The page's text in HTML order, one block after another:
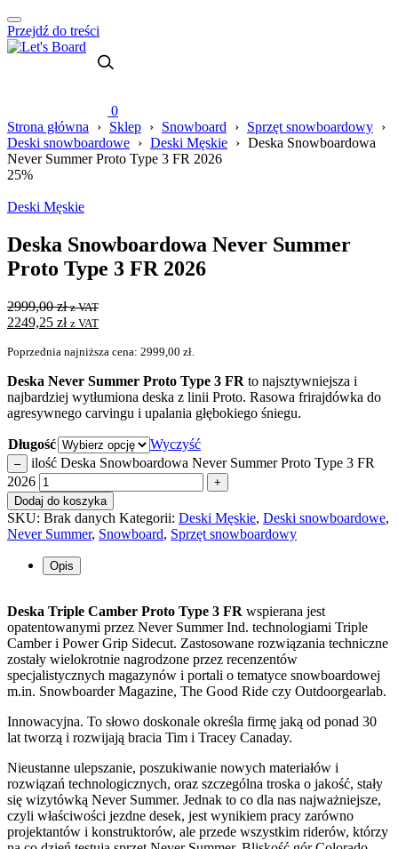
Przejdź do treści
0
Strona główna
› Sklep › Snowboard › Sprzęt snowboardowy ›
Deski snowboardowe › Deski Męskie › Deska Snowboardowa
Never Summer Proto Type 3 FR 2026
25%
Deski Męskie
Deska Snowboardowa Never Summer
Proto Type 3 FR 2026
2999,00zł z VAT
2249,25 zł z VAT
Poprzednia najniższa cena: 2999,00 zł
Deska Never Summer Proto Type 3 FR to najsztywniejsza i
najbardziej wytłumiona deska z linii Proto. Rasowa frirajdówka do
agresywnego carvingu i upalania głębokiego śniegu.
Długość Wyczyść
–
ilość Deska Snowboardowa Never Summer Proto Type 3 FR
2026
+
Dodaj do koszyka
SKU: Brak danych Kategorii: Deski Męskie, Deski snowboardowe,
Never Summer, Snowboard, Sprzęt snowboardowy
Opis
Deska Triple Camber Proto Type 3 FR wspierana jest
opatentowanymi przez Never Summer Ind. technologiami Triple
Camber i Power Grip Sidecut. Zastosowane rozwiązania techniczne
zostały wielokrotnie nagrodzone przez recenzentów
specjalistycznych magazynów i portali o tematyce snowboardowej
m.in. Snowboarder Magazine, The Good Ride czy Outdoorgearlab.
Innowacyjna. To słowo doskonale określa firmę jaką od ponad 30
lat tworzą i rozwijają bracia Tim i Tracey Canaday.
Nieustanne ulepszanie, poszukiwanie nowych materiałów i
rozwiązań technologicznych, oraz szczególna troska o jakość, stały
się wizytówką Never Summer. Jednak to co dla nas najważniejsze,
czyli właściwości jezdne desek, jest wynikiem pracy zarówno
projektantów i konstruktorów, ale przede wszystkim riderów, którzy